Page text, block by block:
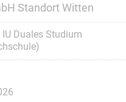
Standort Witten
Duales Studium